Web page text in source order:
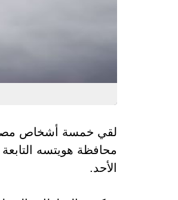
لقي خمسة أشخاص
محافظة هويتسه
الأحد.